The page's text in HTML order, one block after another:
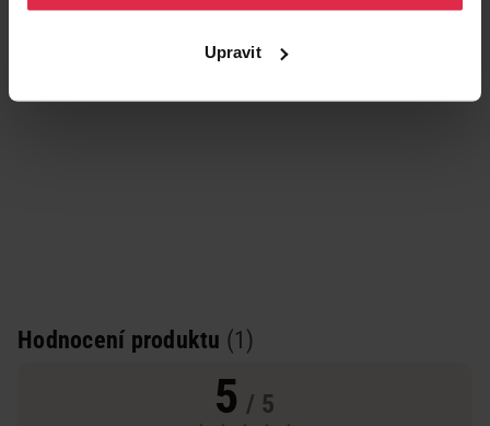
Upravit
Hodnocení produktu (1)
5 / 5